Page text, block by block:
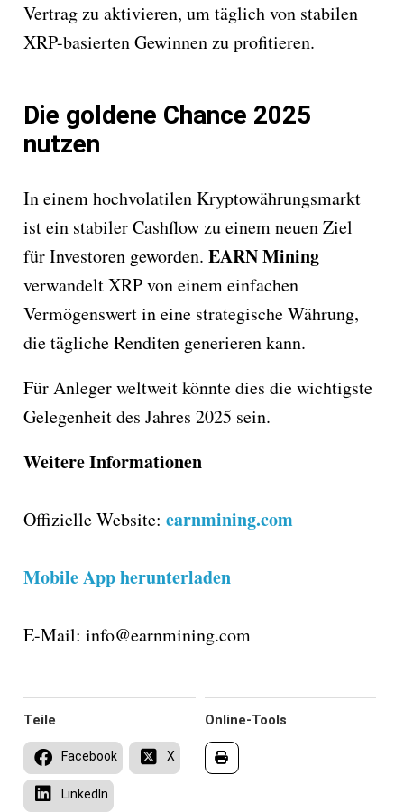
Vertrag zu aktivieren, um täglich von stabilen
XRP-basierten Gewinnen zu profitieren.
Die goldene Chance 2025
nutzen
In einem hochvolatilen Kryptowährungsmarkt
ist ein stabiler Cashflow zu einem neuen Ziel
für Investoren geworden. EARN Mining
verwandelt XRP von einem einfachen
Vermögenswert in eine strategische Währung,
die tägliche Renditen generieren kann.
Für Anleger weltweit könnte dies die wichtigste
Gelegenheit des Jahres 2025 sein.
Weitere Informationen
Offizielle Website: earnmining.com
Mobile App herunterladen
E-Mail: info@earnmining.com
Online-Tools
Teile
Facebook X
LinkedIn